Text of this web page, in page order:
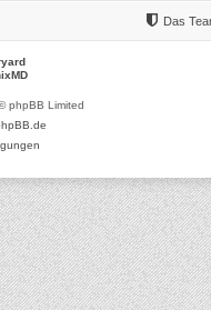
Das
phpBB Limited